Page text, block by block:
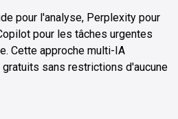
pour l'analyse, Perplexity pour
pour les tâches urgentes
Cette approche multi-IA
sans restrictions d'aucune